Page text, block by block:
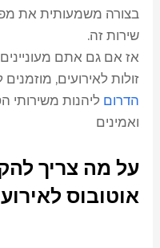
בצורה משמעותית את
שירות זה.
אז אם גם אתם
זולות לאירועים,
הדרום ליהנות משירותי
ואמינים
על מה צריך
אוטובוס